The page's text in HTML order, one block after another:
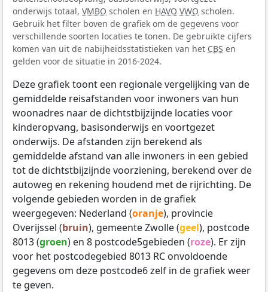
onderwijs totaal, VMBO scholen en HAVO VWO scholen.
Gebruik het filter boven de grafiek om de gegevens voor
verschillende soorten locaties te tonen. De gebruikte cijfers
komen van uit de nabijheidsstatistieken van het CBS en
gelden voor de situatie in 2016-2024.
Deze grafiek toont een regionale vergelijking van de
gemiddelde reisafstanden voor inwoners van hun
woonadres naar de dichtstbijzijnde locaties voor
kinderopvang, basisonderwijs en voortgezet
onderwijs. De afstanden zijn berekend als
gemiddelde afstand van alle inwoners in een gebied
tot de dichtstbijzijnde voorziening, berekend over de
autoweg en rekening houdend met de rijrichting. De
volgende gebieden worden in de grafiek
weergegeven: Nederland (oranje), provincie
Overijssel (bruin), gemeente Zwolle (geel), postcode
8013 (groen) en 8 postcode5gebieden (roze). Er zijn
voor het postcodegebied 8013 RC onvoldoende
gegevens om deze postcode6 zelf in de grafiek weer
te geven.